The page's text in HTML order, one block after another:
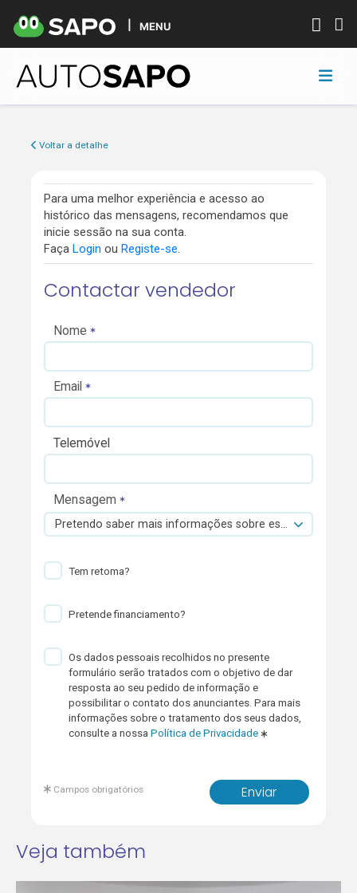
MENU
Voltar a detalhe
Para uma melhor experiência e acesso ao
histórico das mensagens, recomendamos que
inicie sessão na sua conta.
Faça Login ou Registe-se.
Contactar vendedor
Nome
Email
Telemóvel
Mensagem
Pretendo saber mais informações sobre esta viatura.
Tem retoma?
Pretende financiamento?
Os dados pessoais recolhidos no presente
formulário serão tratados com o objetivo de dar
resposta ao seu pedido de informação e
possibilitar o contato dos anunciantes. Para mais
informações sobre o tratamento dos seus dados,
consulte a nossaPolítica de Privacidade
Enviar
Campos obrigatórios
Veja também